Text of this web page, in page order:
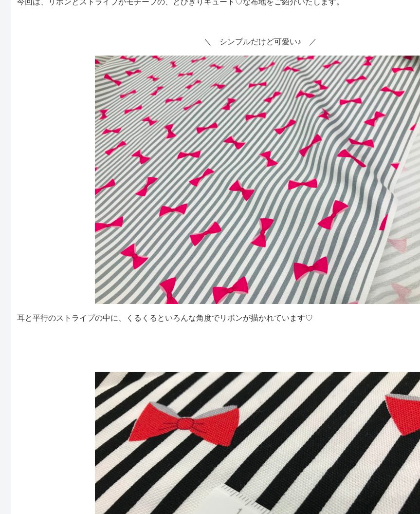
今回は、リボンとストライプがモチーフの、とびきりキュート♡な布地をご紹介いたします。
＼ シンプルだけど可愛い♪ ／
耳と平行のストライプの中に、くるくるといろんな角度でリボンが描かれています♡